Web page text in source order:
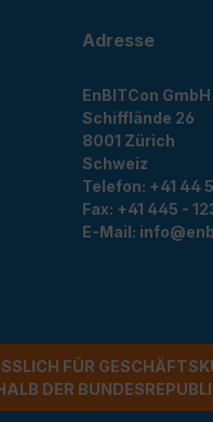
Adresse
EnBITCon GmbH
Schifflände 26
8001 Zürich
Schweiz
Telefon: +41 44
Fax: +41 445 -
E-Mail:
FÜR
DER